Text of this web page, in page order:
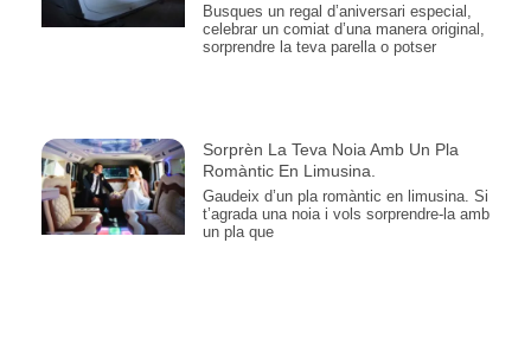
Busques un regal d’aniversari especial,
celebrar un comiat d’una manera original,
sorprendre la teva parella o potser
Sorprèn La Teva Noia Amb Un Pla
Romàntic En Limusina.
Gaudeix d’un pla romàntic en limusina. Si
t’agrada una noia i vols sorprendre-la amb
un pla que